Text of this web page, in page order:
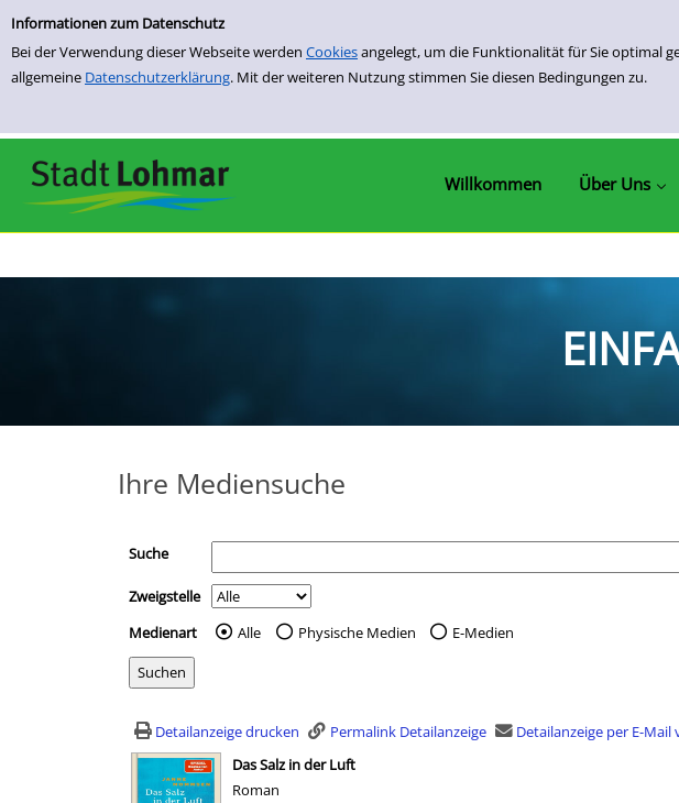
Einfache Suche
Informationen zum Datenschutz
Bei der Verwendung dieser Webseite werden Cookiesangelegt, um die Funktionalität für Sie optimal
allgemeine Datenschutzerklärung. Mit der weiteren Nutzung stimmen Sie diesen Bedingungen zu.
Zur Detailanzeige springen
Willkommen
Über Uns
Ihre Mediensuche
Suche
Zweigstelle
Medienart
Wählen Sie die Medienart nach der Sie
Alle Physische Medien E-Medien
Detailanzeige drucken Permalink Detailanzeige
Detailanzeige per E-Mail
wird in neuem Tab geöffnet
Das Salz in der Luft
Roman